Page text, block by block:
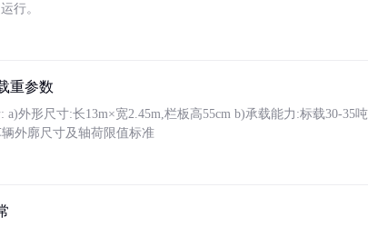
行。
重参数
a)外形尺寸:长13m×宽2.45m,栏板高55cm b)承载能力:标载30-35
外廓尺寸及轴荷限值标准